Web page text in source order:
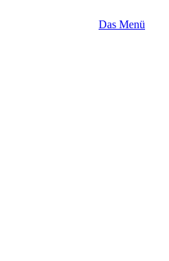
Das Menü